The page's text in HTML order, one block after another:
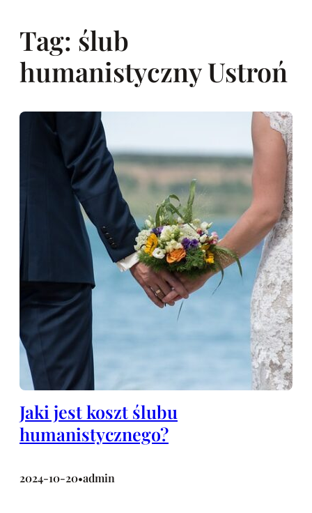
Tag: ślub
humanistyczny Ustroń
Jaki jest koszt ślubu
humanistycznego?
2024-10-20•admin